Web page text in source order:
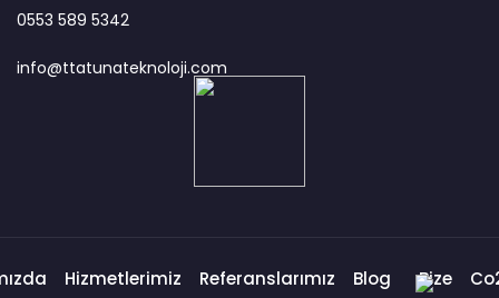
0553 589 5342
info@ttatunateknoloji.com
Hizmetlerimiz Referanslarımız Blog
Bize